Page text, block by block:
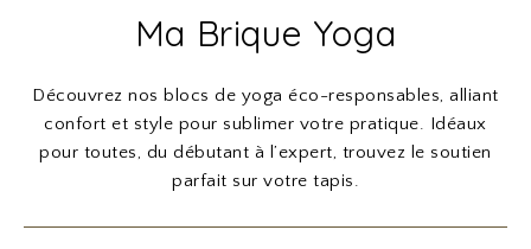
Ma Brique Yoga
Découvrez nos blocs de yoga éco-responsables, alliant
confort et style pour sublimer votre pratique. Idéaux
pour toutes, du débutant à l’expert, trouvez le soutien
parfait sur votre tapis.